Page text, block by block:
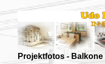
Projektfotos - Balkone